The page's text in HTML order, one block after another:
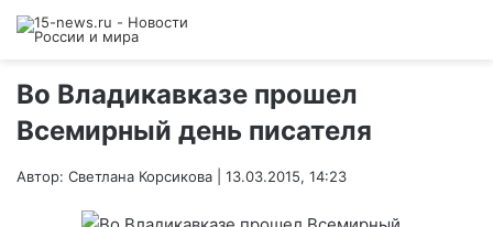
Во Владикавказе прошел
Всемирный день писателя
Автор: Светлана Корсикова | 13.03.2015, 14:23